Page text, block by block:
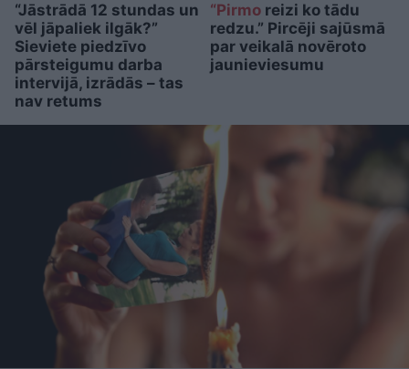
“Jāstrādā 12 stundas un
vēl jāpaliek ilgāk?”
Sieviete piedzīvo
pārsteigumu darba
intervijā, izrādās – tas
nav retums
“Pirmoreizi ko tādu
redzu.” Pircēji sajūsmā
par veikalā novēroto
jaunieviesumu